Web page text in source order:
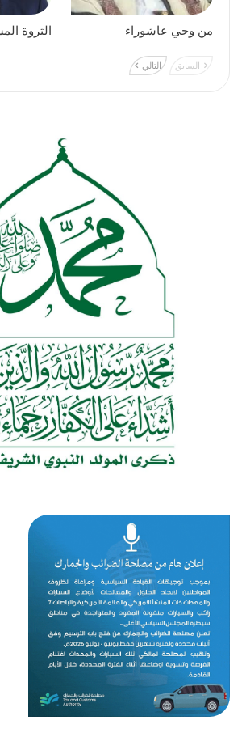
من وحي عاشوراء الثروة
السابق التالي